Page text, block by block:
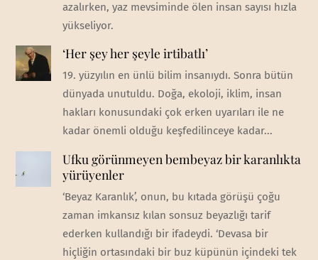
azalırken, yaz mevsiminde ölen insan sayısı hızla
yükseliyor.
‘Her şey her şeyle irtibatlı’
19. yüzyılın en ünlü bilim insanıydı. Sonra bütün
dünyada unutuldu. Doğa, ekoloji, iklim, insan
hakları konusundaki çok erken uyarıları ile ne
kadar önemli olduğu keşfedilinceye kadar...
Ufku görünmeyen bembeyaz bir karanlıkta
yürüyenler
‘Beyaz Karanlık’, onun, bu kıtada görüşü çoğu
zaman imkansız kılan sonsuz beyazlığı tarif
ederken kullandığı bir ifadeydi. ‘Devasa bir
hiçliğin ortasındaki bir buz küpünün içindeki tek